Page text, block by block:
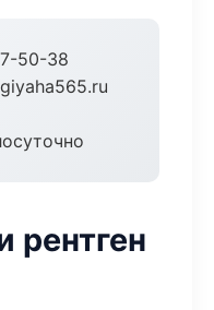
50-38
рентген